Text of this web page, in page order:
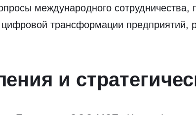
международного
цифровой трансформации
и